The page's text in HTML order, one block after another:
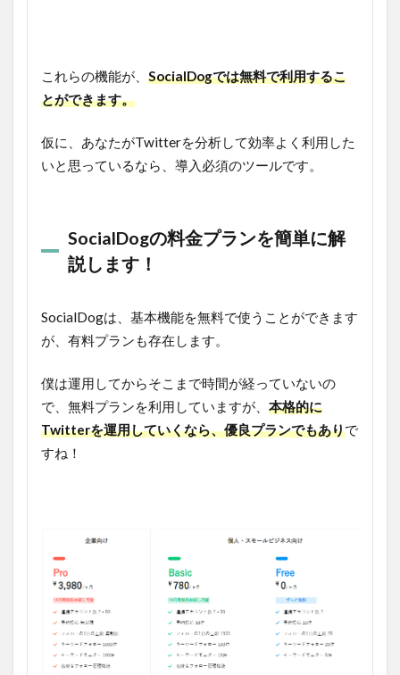
これらの機能が、 SocialDogでは無料で利用するこ
とができます。
仮に、あなたがTwitterを分析して効率よく利用した
いと思っているなら、導入必須のツールです。
SocialDogの料金プランを簡単に解
説します！
SocialDogは、基本機能を無料で使うことができます
が、有料プランも存在します。
僕は運用してからそこまで時間が経っていないの
で、無料プランを利用していますが、 本格的に
Twitterを運用していくなら、優良プランでもありで
すね！